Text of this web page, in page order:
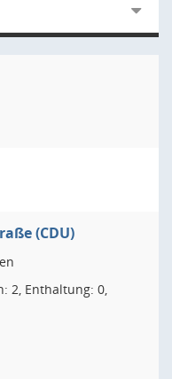
(CDU)
2, Enthaltung: 0,